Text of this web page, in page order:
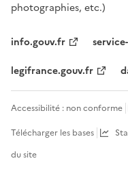
photographies, etc.)
info.gouv.fr
legifrance.gouv.fr
Accessibilité : non conforme
Télécharger les bases
du site